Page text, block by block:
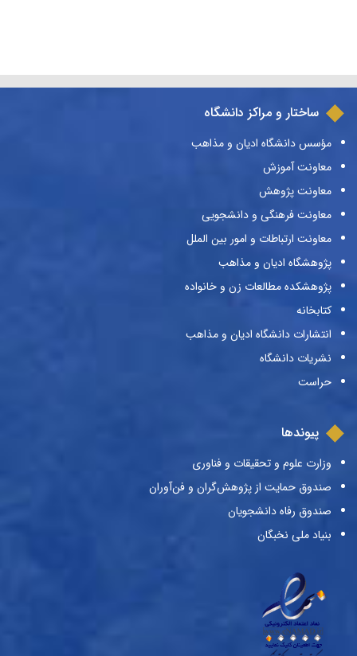
ساختار و مراکز دانشگاه
مؤسس دانشگاه ادیان و مذاهب
معاونت آموزش
معاونت پژوهش
معاونت فرهنگی و دانشجویی
معاونت ارتباطات و امور بین الملل
پژوهشگاه ادیان و مذاهب
پژوهشکده مطالعات زن و خانواده
کتابخانه
انتشارات دانشگاه ادیان و مذاهب
نشریات دانشگاه
حراست
پیوندها
وزارت علوم و تحقیقات و فناوری
صندوق حمایت از پژوهش‌گران و فن‌آوران
صندوق رفاه دانشجویان
بنیاد ملی نخبگان